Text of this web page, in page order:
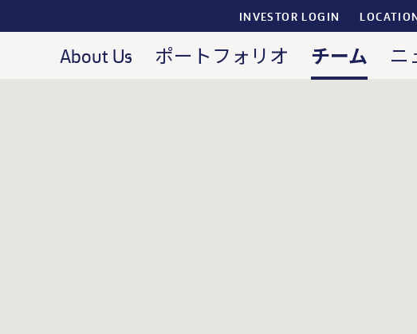
INVESTOR LOGIN
About Us ポートフォリオ チーム ニ